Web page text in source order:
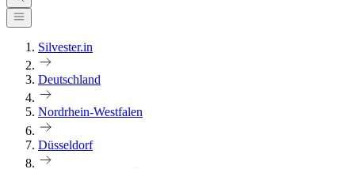
Silvester.in
Deutschland
Nordrhein-Westfalen
Düsseldorf